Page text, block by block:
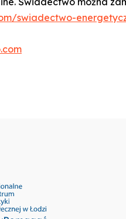
swiadectwo-